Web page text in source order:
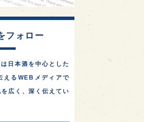
フォロー
日本酒を中心とした
えるWEBメディアで
広く、深く伝えてい